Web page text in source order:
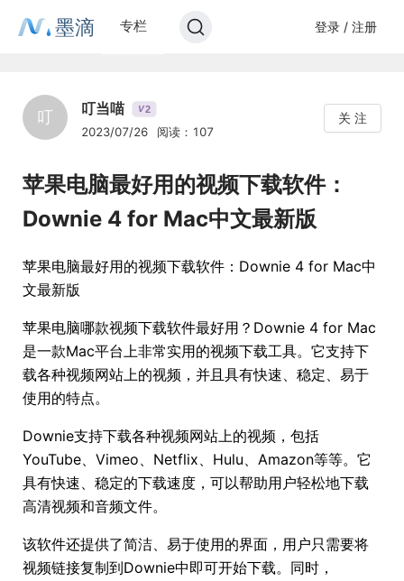
墨滴 专栏 登录 / 注册
叮 叮当喵 V2
2023/07/26 阅读：107
关 注
苹果电脑最好用的视频下载软件：
Downie 4 for Mac中文最新版
苹果电脑最好用的视频下载软件：Downie 4 for Mac中
文最新版
苹果电脑哪款视频下载软件最好用？Downie 4 for Mac
是一款Mac平台上非常实用的视频下载工具。它支持下
载各种视频网站上的视频，并且具有快速、稳定、易于
使用的特点。
Downie支持下载各种视频网站上的视频，包括
YouTube、Vimeo、Netflix、Hulu、Amazon等等。它
具有快速、稳定的下载速度，可以帮助用户轻松地下载
高清视频和音频文件。
该软件还提供了简洁、易于使用的界面，用户只需要将
视频链接复制到Downie中即可开始下载。同时，